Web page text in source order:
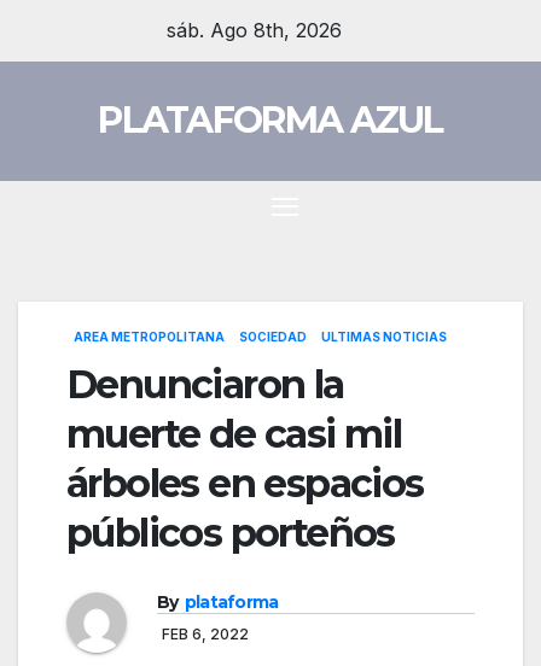
sáb. Ago 8th, 2026
PLATAFORMA AZUL
AREA METROPOLITANA SOCIEDAD ULTIMAS NOTICIAS
Denunciaron la
muerte de casi mil
árboles en espacios
públicos porteños
By plataforma
FEB 6, 2022